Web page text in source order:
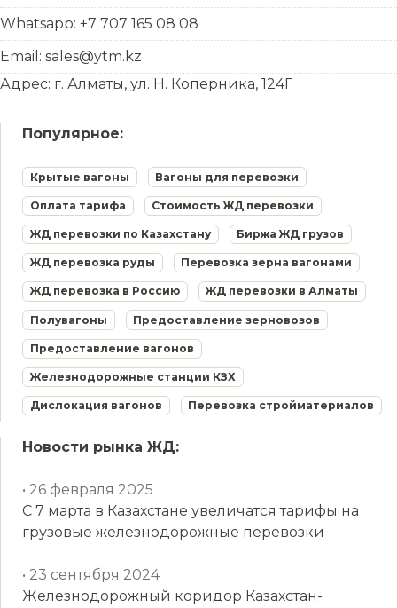
Whatsapp: +7 707 165 08 08
Email: sales@ytm.kz
Адрес: г. Алматы, ул. Н. Коперника, 124Г
Популярное:
Крытые вагоны Вагоны для перевозки
Оплата тарифа Стоимость ЖД перевозки
ЖД перевозки по Казахстану Биржа ЖД грузов
ЖД перевозка руды Перевозка зерна вагонами
ЖД перевозка в Россию ЖД перевозки в Алматы
Полувагоны Предоставление зерновозов
Предоставление вагонов
Железнодорожные станции КЗХ
Дислокация вагонов Перевозка стройматериалов
Новости рынка ЖД:
• 26 февраля 2025
С 7 марта в Казахстане увеличатся тарифы на
грузовые железнодорожные перевозки
• 23 сентября 2024
Железнодорожный коридор Казахстан-